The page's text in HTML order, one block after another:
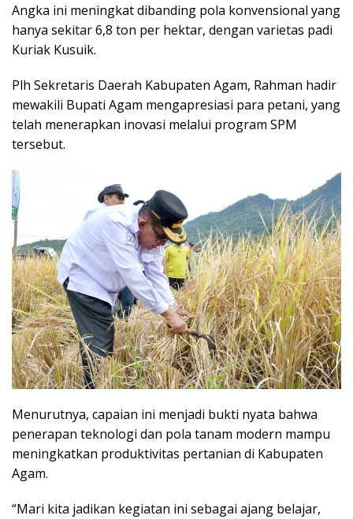
Angka ini meningkat dibanding pola konvensional yang
hanya sekitar 6,8 ton per hektar, dengan varietas padi
Kuriak Kusuik.
Plh Sekretaris Daerah Kabupaten Agam, Rahman hadir
mewakili Bupati Agam mengapresiasi para petani, yang
telah menerapkan inovasi melalui program SPM
tersebut.
Menurutnya, capaian ini menjadi bukti nyata bahwa
penerapan teknologi dan pola tanam modern mampu
meningkatkan produktivitas pertanian di Kabupaten
Agam.
“Mari kita jadikan kegiatan ini sebagai ajang belajar,